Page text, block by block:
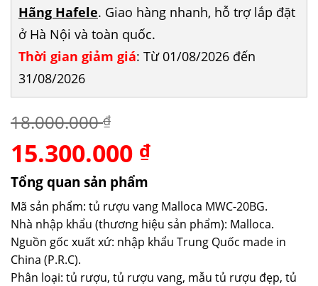
Hãng Hafele. Giao hàng nhanh, hỗ trợ lắp đặt
ở Hà Nội và toàn quốc.
Thời gian giảm giá: Từ 01/08/2026 đến
31/08/2026
18.000.000₫
Giá
gốc
là:
18.000.000 ₫.
15.300.000 ₫Giá
là:
15.300.000 ₫.
Tổng quan sản phẩm
Mã sản phẩm: tủ rượu vang Malloca MWC-20BG.
Nhà nhập khẩu (thương hiệu sản phẩm): Malloca.
Nguồn gốc xuất xứ: nhập khẩu Trung Quốc made in
China (P.R.C).
Phân loại: tủ rượu, tủ rượu vang, mẫu tủ rượu đẹp, tủ